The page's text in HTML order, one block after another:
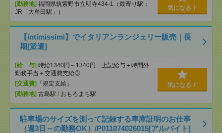
[勤務地] 福岡県筑紫野市立明寺434-1（最寄り駅：
JR「大牟田駅」）
気になる！
【intimissimi】でイタリアンランジェリー販売｜長
期[派遣]
[給 与] 時給1340円～1340円 上記給与＋時間外
勤務手当＋交通費支給◎
[交通費]
「規定支給」
[勤務地] 古島駅 / おもろまち駅
気になる！
駐車場のサイズを測って記録する車庫証明のお仕事
（週3日～の勤務OK）/P011074026015[アルバイト]